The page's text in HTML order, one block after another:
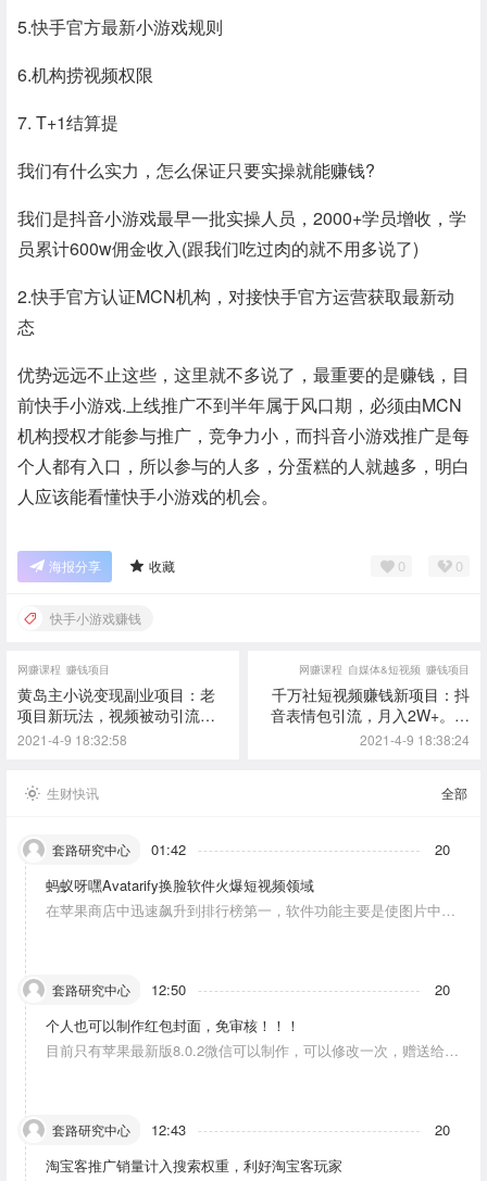
5.快手官方最新小游戏规则
6.机构捞视频权限
7. T+1结算提
我们有什么实力，怎么保证只要实操就能赚钱?
我们是抖音小游戏最早一批实操人员，2000+学员增收，学
员累计600w佣金收入(跟我们吃过肉的就不用多说了)
2.快手官方认证MCN机构，对接快手官方运营获取最新动
态
优势远远不止这些，这里就不多说了，最重要的是赚钱，目
前快手小游戏.上线推广不到半年属于风口期，必须由MCN
机构授权才能参与推广，竞争力小，而抖音小游戏推广是每
个人都有入口，所以参与的人多，分蛋糕的人就越多，明白
人应该能看懂快手小游戏的机会。
海报分享 收藏 0 0
快手小游戏赚钱
网赚课程 赚钱项目
黄岛主小说变现副业项目：老
项目新玩法，视频被动引流躺
赚模式
2021-4-9 18:32:58
网赚课程 自媒体&短视频 赚钱项目
千万社短视频赚钱新项目：抖
音表情包引流，月入2W+。速
来搞钱！
2021-4-9 18:38:24
生财快讯 全部
套路研究中心 01:42
20
蚂蚁呀嘿Avatarify换脸软件火爆短视频领域
在苹果商店中迅速飙升到排行榜第一，软件功能主要是使图片中的
套路研究中心 12:50
20
个人也可以制作红包封面，免审核！！！
目前只有苹果最新版8.0.2微信可以制作，可以修改一次，赠送给10
套路研究中心 12:43
20
淘宝客推广销量计入搜索权重，利好淘宝客玩家